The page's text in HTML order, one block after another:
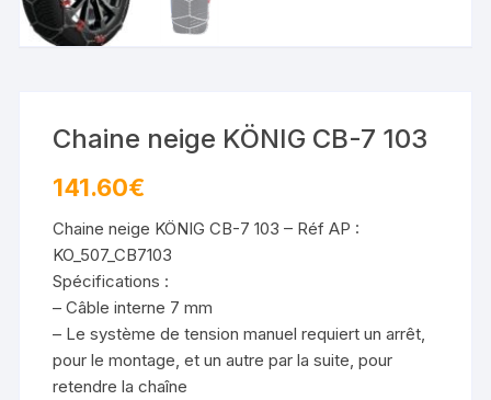
Chaine neige KÖNIG CB-7 103
141.60€
Chaine neige KÖNIG CB-7 103 – Réf AP :
KO_507_CB7103
Spécifications :
– Câble interne 7 mm
– Le système de tension manuel requiert un arrêt,
pour le montage, et un autre par la suite, pour
retendre la chaîne